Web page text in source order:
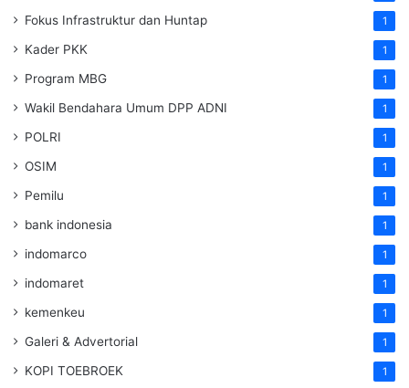
Fokus Infrastruktur dan Huntap 1
Kader PKK 1
Program MBG 1
Wakil Bendahara Umum DPP ADNI 1
POLRI 1
OSIM 1
Pemilu 1
bank indonesia 1
indomarco 1
indomaret 1
kemenkeu 1
Galeri & Advertorial 1
KOPI TOEBROEK 1